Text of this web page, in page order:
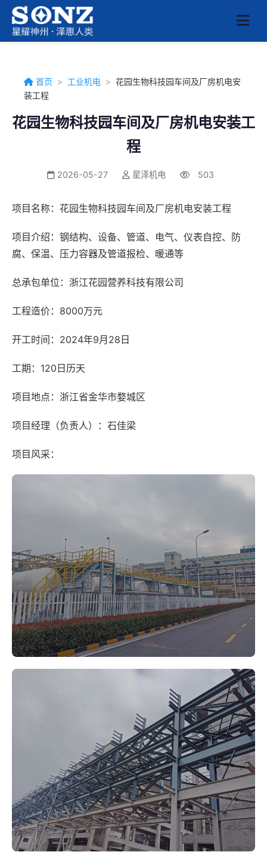
首页 > 工业机电 > 花园生物科技园车间及厂房机电安
装工程
花园生物科技园车间及厂房机电安装工
程
2026-05-27 星泽机电 503
项目名称：花园生物科技园车间及厂房机电安装工程
项目介绍：钢结构、设备、管道、电气、仪表自控、防
腐、保温、压力容器及管道报检、暖通等
总承包单位：浙江花园营养科技有限公司
工程造价：8000万元
开工时间：2024年9月28日
工期：120日历天
项目地点：浙江省金华市婺城区
项目经理（负责人）：石佳梁
项目风采：